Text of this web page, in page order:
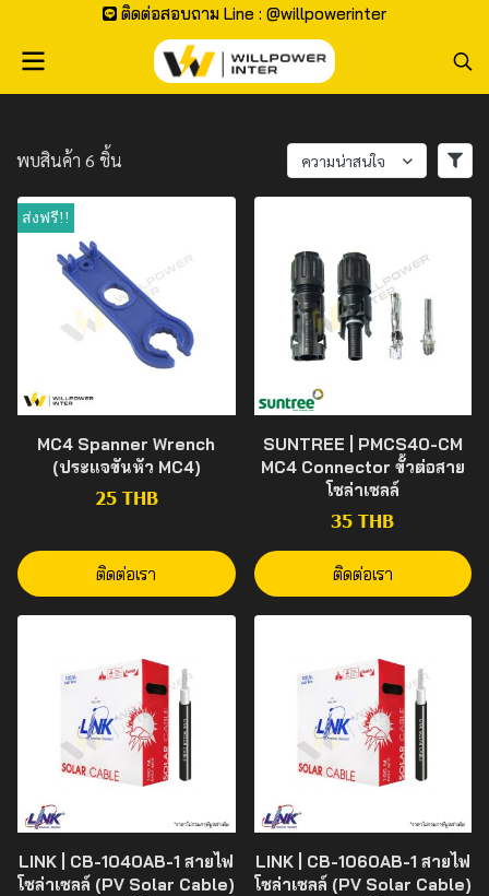
ติดต่อสอบถาม Line : @willpowerinter
พบสินค้า 6 ชิ้น ความน่าสนใจ
ส่งฟรี!!
MC4 Spanner Wrench
(ประแจขันหัว MC4)
25 THB
ติดต่อเรา
SUNTREE | PMCS40-CM
MC4 Connector ขั้วต่อสาย
โซล่าเซลล์
35 THB
ติดต่อเรา
LINK | CB-1040AB-1 สายไฟ
โซล่าเซลล์ (PV Solar Cable)
LINK | CB-1060AB-1 สายไฟ
โซล่าเซลล์ (PV Solar Cable)